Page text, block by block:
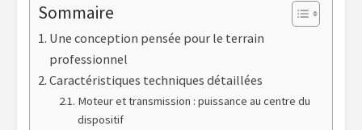
Sommaire
Une conception pensée pour le terrain
professionnel
Caractéristiques techniques détaillées
Moteur et transmission : puissance au centre du
dispositif